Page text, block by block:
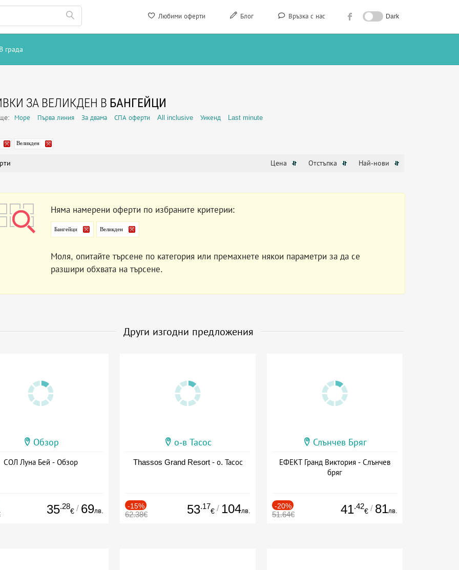
Любими оферти Блог Връзка с нас Dark
В града
ЗА ВЕЛИКДЕН В БАНГЕЙЦИ
Море Първа линия За двама СПА оферти All inclusive Уикенд Last minute
Великден
Цена Отстъпка Най-нови
Няма намерени оферти по избраните критерии:
Бангейци Великден
Моля, опитайте търсене по категория или премахнете някои параметри за да се
разшири обхвата на търсене.
Други изгодни предложения
Обзор
СОЛ Луна Бей - Обзор
35.28
€ / 69лв.
о-в Тасос
Thassos Grand Resort - о. Тасос
-15%
62.38€ 53.17
€ / 104лв.
Слънчев Бряг
ЕФЕКТ Гранд Виктория - Слънчев
бряг
-20%
51.64€ 41.42
€ / 81лв.